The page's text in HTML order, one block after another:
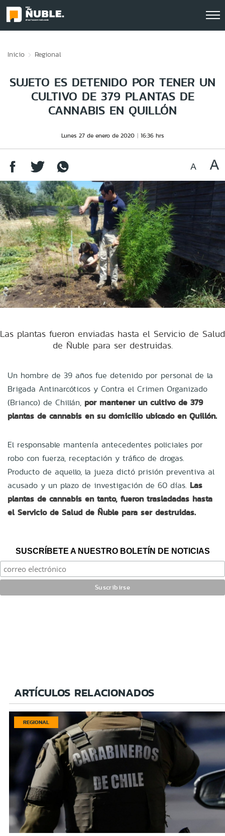
Inicio Regional
SUJETO ES DETENIDO POR TENER UN
CULTIVO DE 379 PLANTAS DE
CANNABIS EN QUILLÓN
Lunes 27 de enero de 2020 16:36 hrs
Las plantas fueron enviadas hasta el Servicio de Salud
de Ñuble para ser destruidas.
Un hombre de 39 años fue detenido por personal de la
Brigada Antinarcóticos y Contra el Crimen Organizado
(Brianco) de Chillán, por mantener un cultivo de 379
plantas de cannabis en su domicilio ubicado en Quillón.
El responsable mantenía antecedentes policiales por
robo con fuerza, receptación y tráfico de drogas.
Producto de aquello, la jueza dictó prisión preventiva al
acusado y un plazo de investigación de 60 días. Las
plantas de cannabis en tanto, fueron trasladadas hasta
el Servicio de Salud de Ñuble para ser destruidas.
SUSCRÍBETE A NUESTRO BOLETÍN DE NOTICIAS
ARTÍCULOS RELACIONADOS
REGIONAL